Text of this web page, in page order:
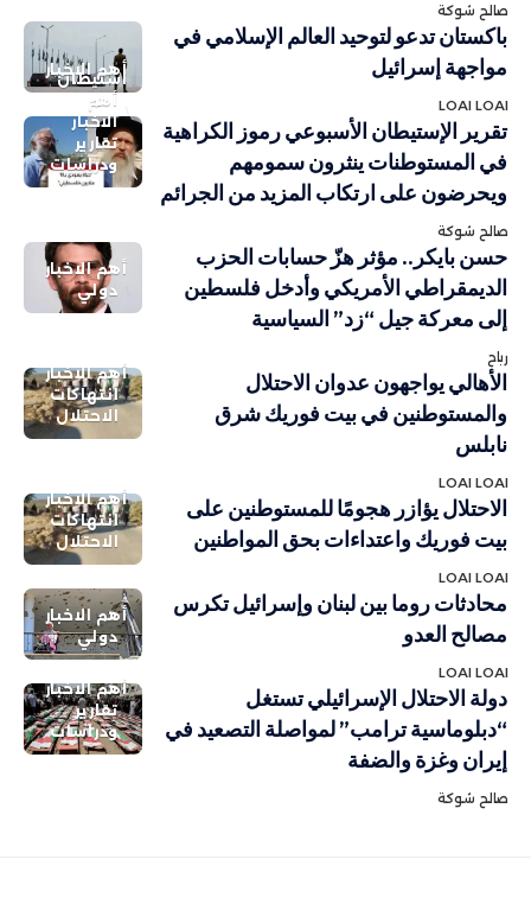
صالح شوكة
أهم الاخبار
باكستان تدعو لتوحيد العالم الإسلامي في
مواجهة إسرائيل
LOAI LOAI
استيطان
أهم
الاخبار
تقارير
ودراسات
تقرير الإستيطان الأسبوعي رموز الكراهية
في المستوطنات ينثرون سمومهم
ويحرضون على ارتكاب المزيد من الجرائم
صالح شوكة
أهم الاخبار
دولي
حسن بايكر.. مؤثر هزّ حسابات الحزب
الديمقراطي الأمريكي وأدخل فلسطين
إلى معركة جيل “زد” السياسية
رباح
أهم الاخبار
انتهاكات
الاحتلال
الأهالي يواجهون عدوان الاحتلال
والمستوطنين في بيت فوريك شرق
نابلس
LOAI LOAI
أهم الاخبار
انتهاكات
الاحتلال
الاحتلال يؤازر هجومًا للمستوطنين على
بيت فوريك واعتداءات بحق المواطنين
LOAI LOAI
أهم الاخبار
دولي
محادثات روما بين لبنان وإسرائيل تكرس
مصالح العدو
LOAI LOAI
أهم الاخبار
تقارير
ودراسات
دولة الاحتلال الإسرائيلي تستغل
“دبلوماسية ترامب” لمواصلة التصعيد في
إيران وغزة والضفة
صالح شوكة